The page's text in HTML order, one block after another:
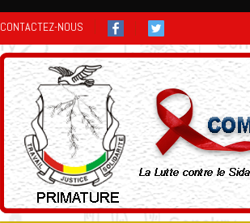
CONTACTEZ-NOUS